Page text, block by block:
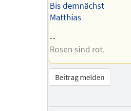
Bis demnächst
Matthias
--
Rosen sind rot.
Beitrag melden